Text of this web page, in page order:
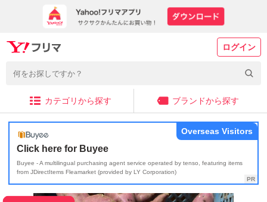
ログイン
カテゴリから探す ブランドから探す
Click here for Buyee
Buyee - A multilingual purchasing agent service operated by tenso, featuring items
from JDirectItems Fleamarket (provided by LY Corporation)
Overseas Visitors